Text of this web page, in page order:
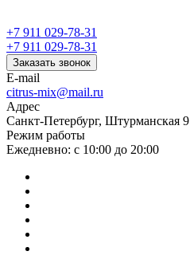
+7 911 029-78-31
+7 911 029-78-31
Заказать звонок
E-mail
citrus-mix@mail.ru
Адрес
Санкт-Петербург, Штурманская 9
Режим работы
Ежедневно: с 10:00 до 20:00